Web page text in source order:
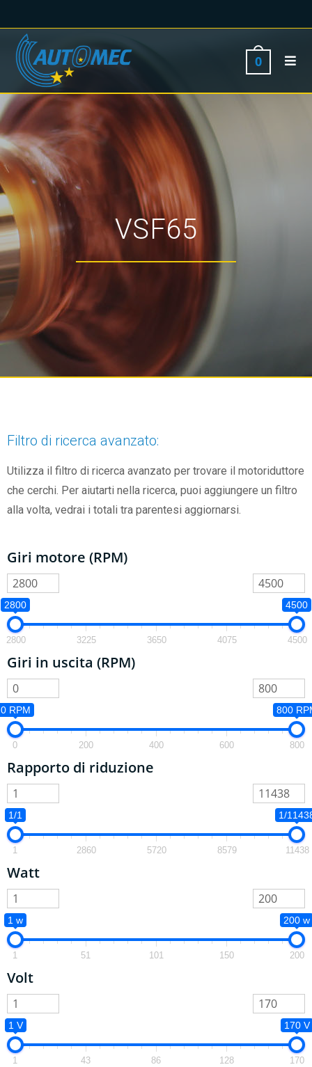
0
VSF65
Filtro di ricerca avanzato:
Utilizza il filtro di ricerca avanzato per trovare il motoriduttore
che cerchi. Per aiutarti nella ricerca, puoi aggiungere un filtro
alla volta, vedrai i totali tra parentesi aggiornarsi.
Giri motore (RPM)
2800 4500
2800 3225 3650 4075 4500
Giri in uscita (RPM)
0 RPM 800
0 200 400 600 800
Rapporto di riduzione
1/1 1/
1 2860 5720 8579 11438
Watt
1 w 200 w
1 51 101 150 200
Volt
1 V 170 V
1 43 86 128 170